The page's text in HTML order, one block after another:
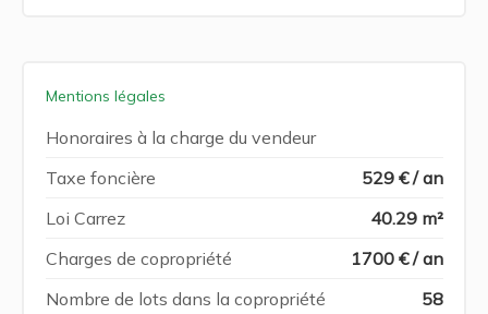
Mentions légales
Honoraires à la charge du vendeur
Taxe foncière
529 € / an
Loi Carrez
40.29 m²
Charges de copropriété
1700 € / an
Nombre de lots dans la copropriété
58